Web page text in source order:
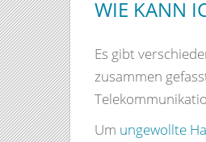
WIE KANN
Es gibt
zusammen
Um ungewollte